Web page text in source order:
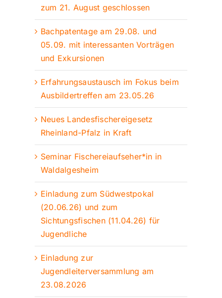
zum 21. August geschlossen
Bachpatentage am 29.08. und
05.09. mit interessanten Vorträgen
und Exkursionen
Erfahrungsaustausch im Fokus beim
Ausbildertreffen am 23.05.26
Neues Landesfischereigesetz
Rheinland-Pfalz in Kraft
Seminar Fischereiaufseher*in in
Waldalgesheim
Einladung zum Südwestpokal
(20.06.26) und zum
Sichtungsfischen (11.04.26) für
Jugendliche
Einladung zur
Jugendleiterversammlung am
23.08.2026